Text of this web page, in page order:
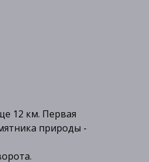
12 км. Первая
природы -